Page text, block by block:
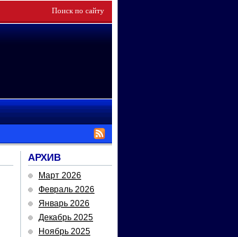
АРХИВ
Март 2026
Февраль 2026
Январь 2026
Декабрь 2025
Ноябрь 2025